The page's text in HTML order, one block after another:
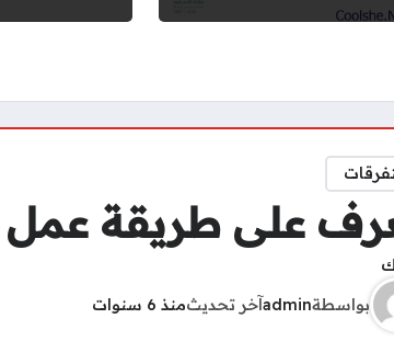
على طريقة عمل
بواسطةadminآخر تحديثمنذ 6 سنوات